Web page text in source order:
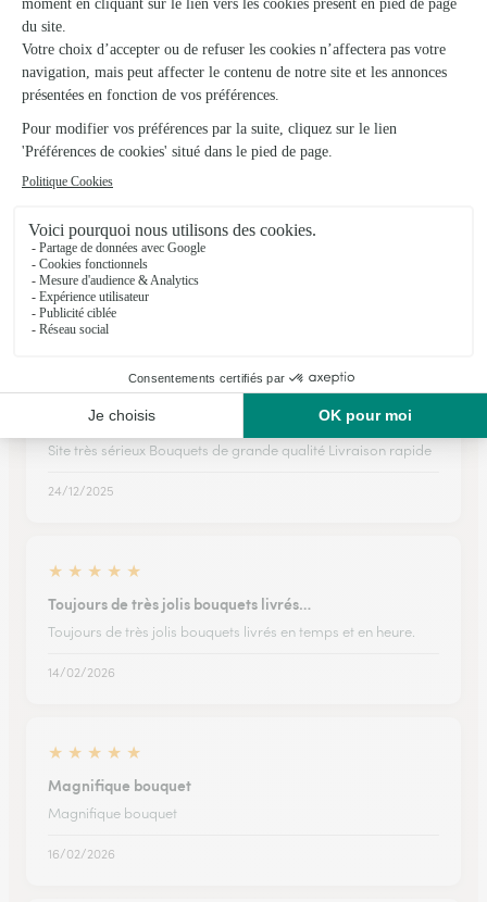
Ambiance Florale
Moissey
★★★★ ★4.8 (135)
2, place de la Fontaine
Voir la boutique
Ils ont fait livrer des fleurs ou une plante à
Chemaudin et Vaux
★ ★ ★ ★ ★
Site très sérieux
Site très sérieux Bouquets de grande qualité Livraison rapide
24/12/2025
★ ★ ★ ★ ★
Toujours de très jolis bouquets livrés…
Toujours de très jolis bouquets livrés en temps et en heure.
14/02/2026
★ ★ ★ ★ ★
Magnifique bouquet
Magnifique bouquet
16/02/2026